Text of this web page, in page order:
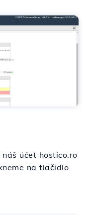
účet hostico.ro
na tlačidlo